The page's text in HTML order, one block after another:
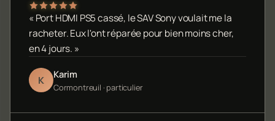
« Port HDMI PS5 cassé, le SAV Sony voulait me la
racheter. Eux l'ont réparée pour bien moins cher,
en 4 jours. »
K Karim
Cormontreuil · particulier